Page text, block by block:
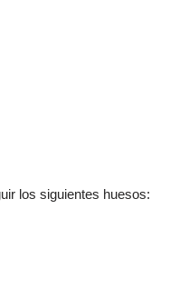
los siguientes huesos: